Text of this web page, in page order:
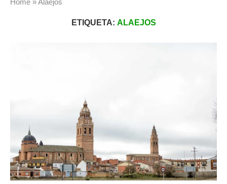
ETIQUETA: ALAEJOS